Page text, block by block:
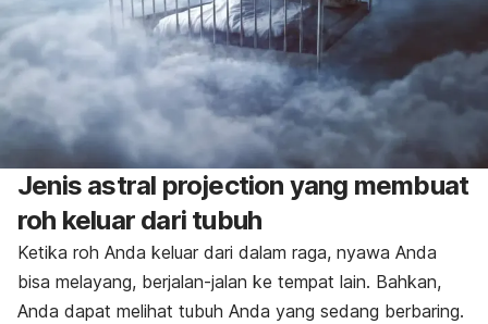
Jenis astral projection yang membuat
roh keluar dari tubuh
Ketika roh Anda keluar dari dalam raga, nyawa Anda
bisa melayang, berjalan-jalan ke tempat lain. Bahkan,
Anda dapat melihat tubuh Anda yang sedang berbaring.